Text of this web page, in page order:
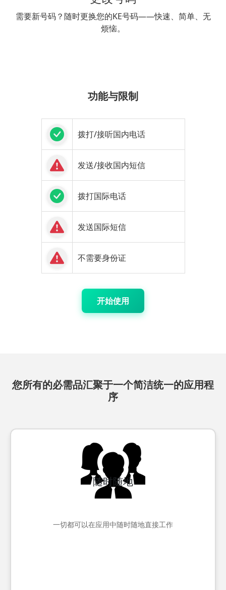
需要新号码？随时更换您的KE号码——快速、简单、无
烦恼。
功能与限制
拨打/接听国内电话
发送/接收国内短信
拨打国际电话
发送国际短信
不需要身份证
开始使用
您所有的必需品汇聚于一个简洁统一的应用程
序
随时随地
一切都可以在应用中随时随地直接工作